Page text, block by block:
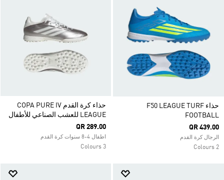
حذاء F50 LEAGUE TURF
FOOTBALL
QR 439.00
الرجال كرة القدم
2 Colours
حذاء كرة القدم COPA PURE IV
LEAGUE للعشب الصناعي للأطفال
QR 289.00
اطفال 4-8 سنوات كرة القدم
3 Colours